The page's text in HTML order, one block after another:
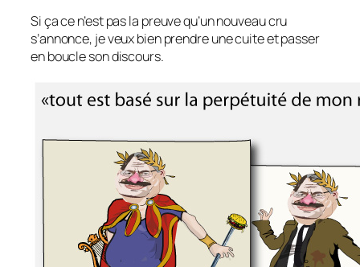
Si ça ce n’est pas la preuve qu’un nouveau cru
s’annonce, je veux bien prendre une cuite et passer
en boucle son discours.